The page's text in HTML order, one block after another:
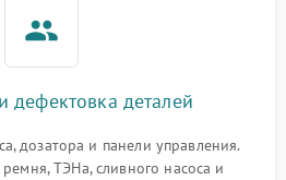
дефектовка деталей
дозатора и панели управления.
ТЭНа, сливного насоса и